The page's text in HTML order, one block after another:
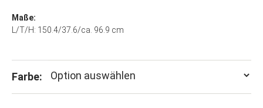
Maße:
L/T/H: 150.4/37.6/ca. 96.9 cm
Farbe: